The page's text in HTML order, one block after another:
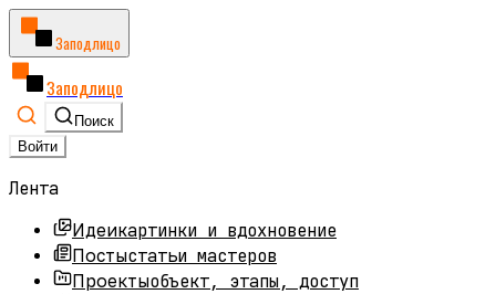
Заподлицо
Заподлицо
Поиск
Войти
Лента
Идеикартинки и вдохновение
Постыстатьи мастеров
Проектыобъект, этапы, доступ